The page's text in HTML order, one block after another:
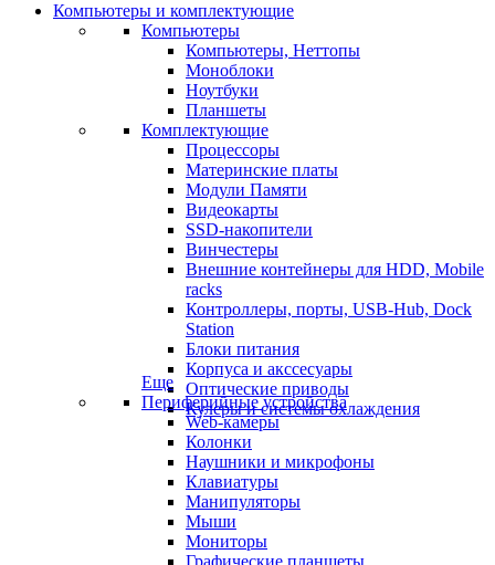
Компьютеры и комплектующие
Компьютеры
Компьютеры, Неттопы
Моноблоки
Ноутбуки
Планшеты
Комплектующие
Процессоры
Материнские платы
Модули Памяти
Видеокарты
SSD-накопители
Винчестеры
Внешние контейнеры для HDD, Mobile
racks
Контроллеры, порты, USB-Hub, Dock
Station
Блоки питания
Корпуса и акссесуары
Оптические приводы
Кулеры и системы охлаждения
Еще
Периферийные устройства
Web-камеры
Колонки
Наушники и микрофоны
Клавиатуры
Манипуляторы
Мыши
Мониторы
Графические планшеты